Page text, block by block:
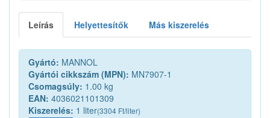
Leírás Helyettesítők Más kiszerelés
Gyártó: MANNOL
Gyártói cikkszám (MPN): MN7907-1
Csomagsúly: 1.00 kg
EAN: 4036021101309
Kiszerelés: 1 liter(3304 Ft/liter)